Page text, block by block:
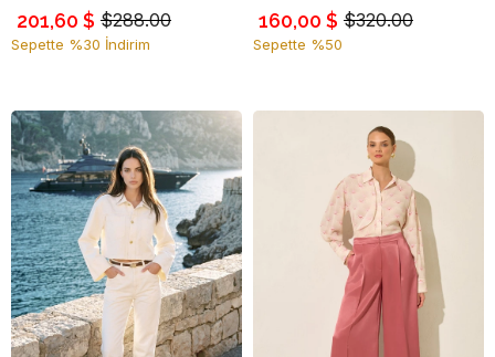
$288.00
201,60 $
Sepette %30 İndirim
$320.00
160,00 $
Sepette %50